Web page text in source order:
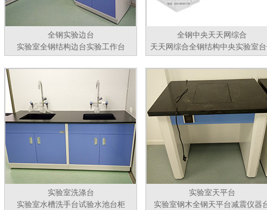
全钢实验边台
实验室全钢结构边台实验工作台
全钢中央天天网综合
天天网综合全钢结构中央实验室
实验室洗涤台
实验室水槽洗手台试验水池台柜
实验室天平台
实验室钢木全钢天平台减震仪器